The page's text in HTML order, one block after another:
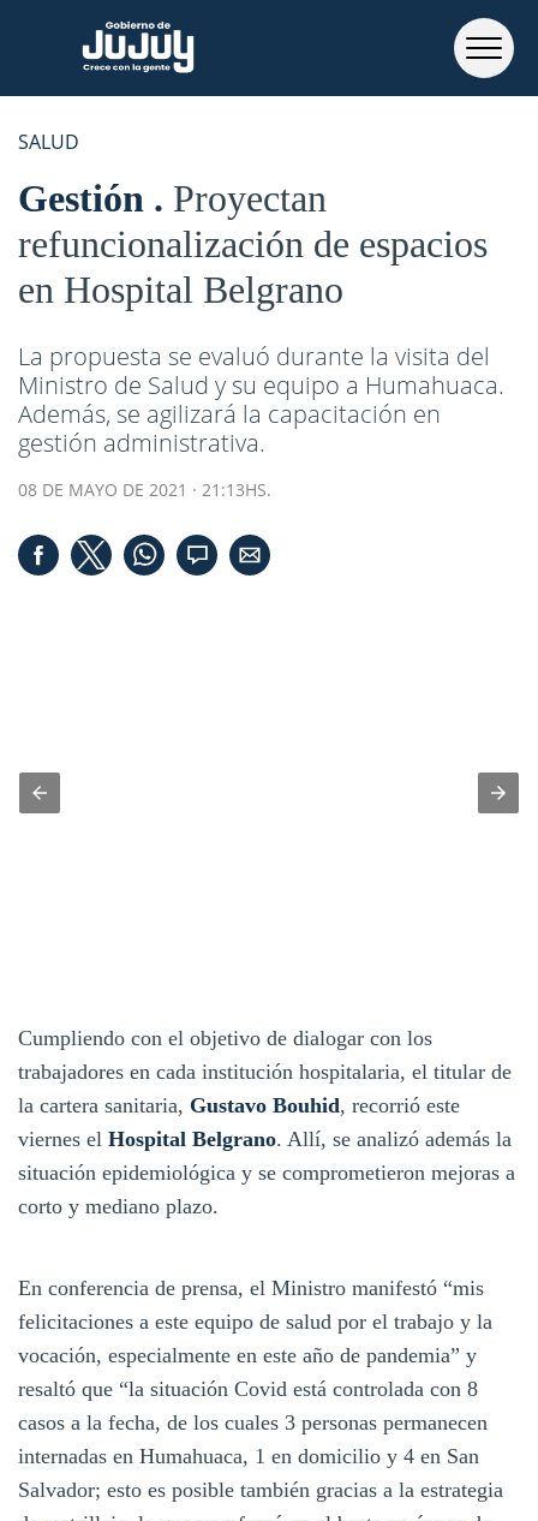
SALUD
Gestión
Proyectan
refuncionalización de espacios
en Hospital Belgrano
La propuesta se evaluó durante la visita del
Ministro de Salud y su equipo a Humahuaca.
Además, se agilizará la capacitación en
gestión administrativa.
08 DE MAYO DE 2021 · 21:13HS.
Cumpliendo con el objetivo de dialogar con los
trabajadores en cada institución hospitalaria, el titular de
la cartera sanitaria, Gustavo Bouhid, recorrió este
viernes el Hospital Belgrano. Allí, se analizó además la
situación epidemiológica y se comprometieron mejoras a
corto y mediano plazo.
En conferencia de prensa, el Ministro manifestó “mis
felicitaciones a este equipo de salud por el trabajo y la
vocación, especialmente en este año de pandemia” y
resaltó que “la situación Covid está controlada con 8
casos a la fecha, de los cuales 3 personas permanecen
internadas en Humahuaca, 1 en domicilio y 4 en San
Salvador; esto es posible también gracias a la estrategia